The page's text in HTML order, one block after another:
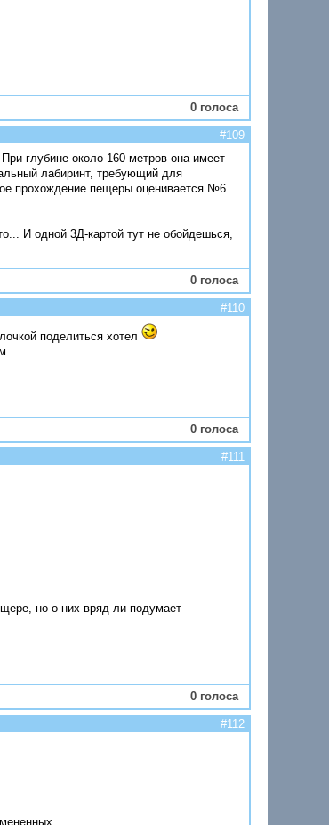
0 голоса
#109
глубине около 160 метров она имеет
лабиринт, требующий для
прохождение пещеры оценивается №6
И одной 3Д-картой тут не обойдешься,
0 голоса
#110
поделиться хотел
0 голоса
#111
но о них вряд ли подумает
0 голоса
#112